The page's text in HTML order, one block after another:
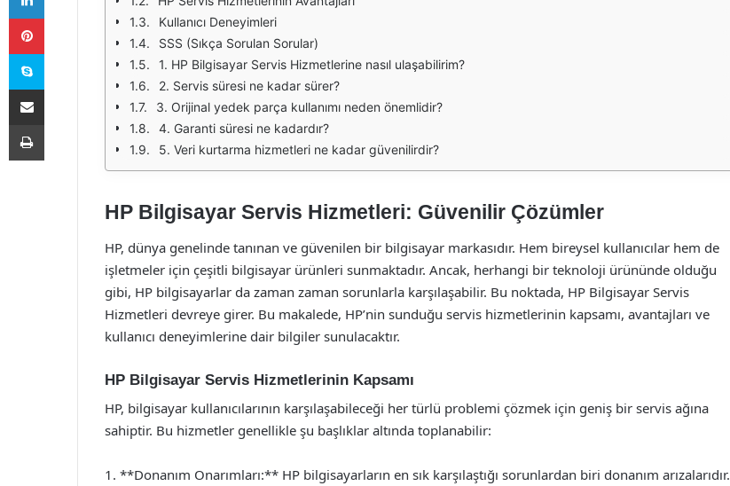
Kullanıcı Deneyimleri
SSS (Sıkça Sorulan Sorular)
1. HP Bilgisayar Servis Hizmetlerine nasıl ulaşabilirim?
2. Servis süresi ne kadar sürer?
3. Orijinal yedek parça kullanımı neden önemlidir?
4. Garanti süresi ne kadardır?
5. Veri kurtarma hizmetleri ne kadar güvenilirdir?
HP Bilgisayar Servis Hizmetleri: Güvenilir Çözümler
HP, dünya genelinde tanınan ve güvenilen bir bilgisayar markasıdır. Hem bireysel kullanıcılar hem de
işletmeler için çeşitli bilgisayar ürünleri sunmaktadır. Ancak, herhangi bir teknoloji ürününde olduğu
gibi, HP bilgisayarlar da zaman zaman sorunlarla karşılaşabilir. Bu noktada, HP Bilgisayar Servis
Hizmetleri devreye girer. Bu makalede, HP’nin sunduğu servis hizmetlerinin kapsamı, avantajları ve
kullanıcı deneyimlerine dair bilgiler sunulacaktır.
HP Bilgisayar Servis Hizmetlerinin Kapsamı
HP, bilgisayar kullanıcılarının karşılaşabileceği her türlü problemi çözmek için geniş bir servis ağına
sahiptir. Bu hizmetler genellikle şu başlıklar altında toplanabilir:
1. **Donanım Onarımları:** HP bilgisayarların en sık karşılaştığı sorunlardan biri donanım arızalarıdır.
Pinterest
Skype
E-Posta ile paylaş